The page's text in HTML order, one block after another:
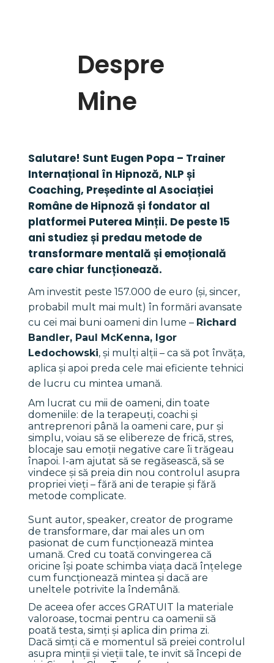
Despre
Mine
Am investit peste 157.000 de euro (și, sincer,
probabil mult mai mult) în formări avansate
cu cei mai buni oameni din lume – Richard
Bandler, Paul McKenna, Igor
Ledochowski, și mulți alții – ca să pot învăța,
aplica și apoi preda cele mai eficiente tehnici
de lucru cu mintea umană.
Am lucrat cu mii de oameni, din toate
domeniile: de la terapeuți, coachi și
antreprenori până la oameni care, pur și
simplu, voiau să se elibereze de frică, stres,
blocaje sau emoții negative care îi trăgeau
înapoi. I-am ajutat să se regăsească, să se
vindece și să preia din nou controlul asupra
propriei vieți – fără ani de terapie și fără
metode complicate.
Sunt autor, speaker, creator de programe
de transformare, dar mai ales un om
pasionat de cum funcționează mintea
umană. Cred cu toată convingerea că
oricine își poate schimba viața dacă înțelege
cum funcționează mintea și dacă are
uneltele potrivite la îndemână.
Salutare! Sunt Eugen Popa – Trainer
Internațional în Hipnoză, NLP și
Coaching, Președinte al Asociației
Române de Hipnoză și fondator al
platformei Puterea Minții. De peste 15
ani studiez și predau metode de
transformare mentală și emoțională
care chiar funcționează.
De aceea ofer acces GRATUIT la materiale
valoroase, tocmai pentru ca oamenii să
poată testa, simți și aplica din prima zi.
Dacă simți că e momentul să preiei controlul
asupra minții și vieții tale, te invit să începi de